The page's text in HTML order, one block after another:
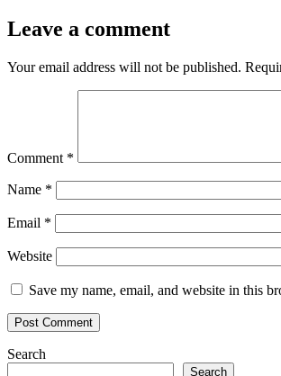
Leave a comment
Your email address will not be published.
Comment *
Name *
Email *
Website
Save my name, email, and website in this
Search
Search